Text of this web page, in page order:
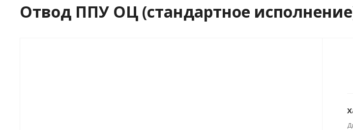
Отвод ППУ ОЦ (стандартное